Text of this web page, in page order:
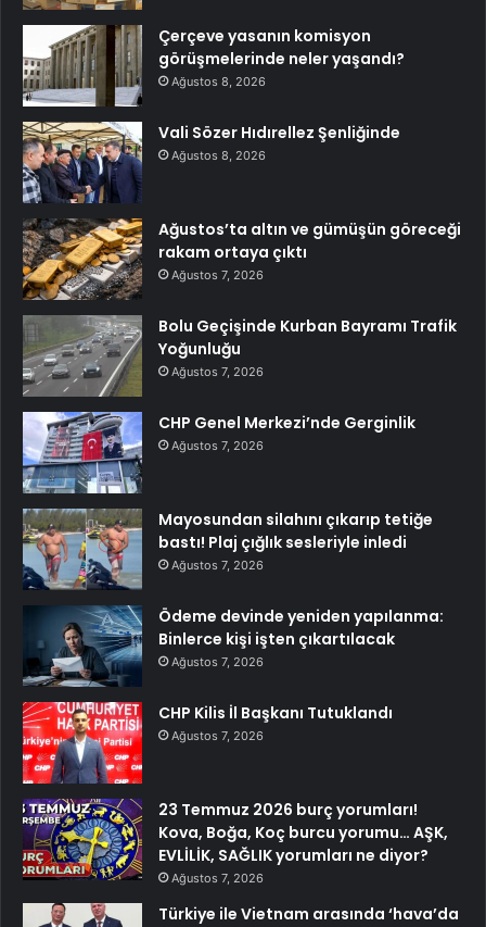
Çerçeve yasanın komisyon
görüşmelerinde neler yaşandı?
Ağustos 8, 2026
Vali Sözer Hıdırellez Şenliğinde
Ağustos 8, 2026
Ağustos’ta altın ve gümüşün göreceği
rakam ortaya çıktı
Ağustos 7, 2026
Bolu Geçişinde Kurban Bayramı Trafik
Yoğunluğu
Ağustos 7, 2026
CHP Genel Merkezi’nde Gerginlik
Ağustos 7, 2026
Mayosundan silahını çıkarıp tetiğe
bastı! Plaj çığlık sesleriyle inledi
Ağustos 7, 2026
Ödeme devinde yeniden yapılanma:
Binlerce kişi işten çıkartılacak
Ağustos 7, 2026
CHP Kilis İl Başkanı Tutuklandı
Ağustos 7, 2026
23 Temmuz 2026 burç yorumları!
Kova, Boğa, Koç burcu yorumu… AŞK,
EVLİLİK, SAĞLIK yorumları ne diyor?
Ağustos 7, 2026
Türkiye ile Vietnam arasında ‘hava’da